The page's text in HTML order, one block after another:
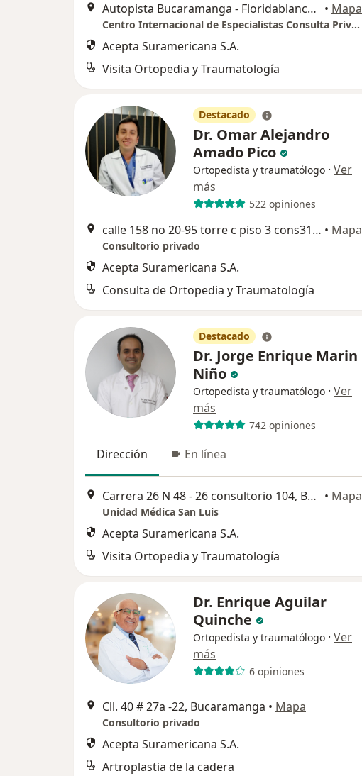
Autopista Bucaramanga - Floridablanca, Bucaramanga • Mapa
Centro Internacional de Especialistas Consulta Privada
Acepta Suramericana S.A.
Visita Ortopedia y Traumatología
Destacado
Dr. Omar Alejandro
Amado Pico
Ortopedista y traumatólogo · Ver
más
522 opiniones
calle 158 no 20-95 torre c piso 3 cons312 Clinica Fosunab, Floridablanca • Mapa
Consultorio privado
Acepta Suramericana S.A.
Consulta de Ortopedia y Traumatología
Destacado
Dr. Jorge Enrique Marin
Niño
Ortopedista y traumatólogo · Ver
más
742 opiniones
Dirección En línea
Carrera 26 N 48 - 26 consultorio 104, Bucaramanga • Mapa
Unidad Médica San Luis
Acepta Suramericana S.A.
Visita Ortopedia y Traumatología
Dr. Enrique Aguilar
Quinche
Ortopedista y traumatólogo · Ver
más
6 opiniones
Cll. 40 # 27a -22, Bucaramanga • Mapa
Consultorio privado
Acepta Suramericana S.A.
Artroplastia de la cadera